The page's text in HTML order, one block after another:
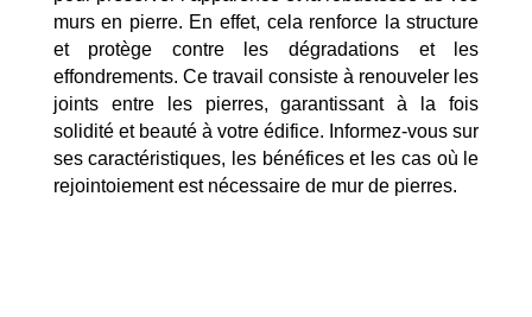
murs en pierre. En effet, cela renforce la structure
et protège contre les dégradations et les
effondrements. Ce travail consiste à renouveler les
joints entre les pierres, garantissant à la fois
solidité et beauté à votre édifice. Informez-vous sur
ses caractéristiques, les bénéfices et les cas où le
rejointoiement est nécessaire de mur de pierres.